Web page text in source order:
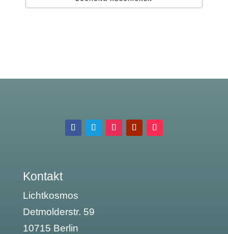
Kontakt
Lichtkosmos
Detmolderstr. 59
10715 Berlin